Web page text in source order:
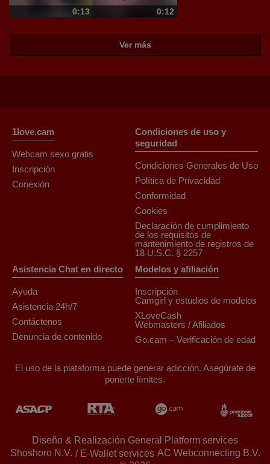
0:13 0:12
Ver más
1love.cam
Webcam sexo gratis
Inscripción
Conexión
Condiciones de uso y
seguridad
Condiciones Generales de Uso
Política de Privacidad
Conformidad
Cookies
Declaración de cumplimiento
de los requisitos de
mantenimiento de registros de
18 U.S.C. § 2257
Asistencia Chat en directo
Ayuda
Asistencia 24h/7
Contáctenos
Denuncia de contenido
Modelos y afiliación
Inscripción
Camgirl y estudios de modelos
XLoveCash
Webmasters / Afiliados
Go.cam – Verificación de edad
El uso de la plataforma puede generar adicción. Asegúrate de
ponerte límites.
Diseño & Realización General Platform services
/ E-Wallet services